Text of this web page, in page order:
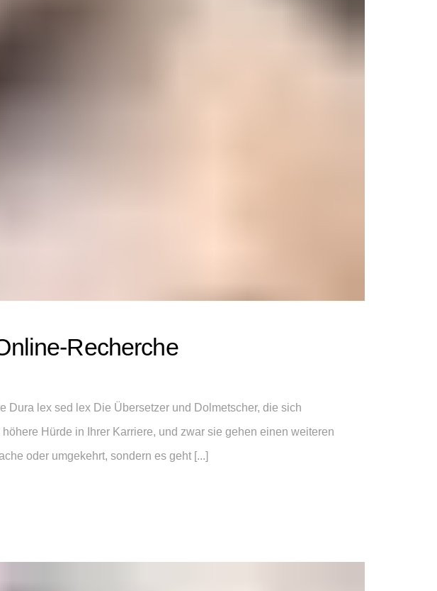
Recherche
Dura lex sed lex Die Übersetzer und Dolmetscher, die sich
Hürde in Ihrer Karriere, und zwar sie gehen einen weiteren
oder umgekehrt, sondern es geht [...]